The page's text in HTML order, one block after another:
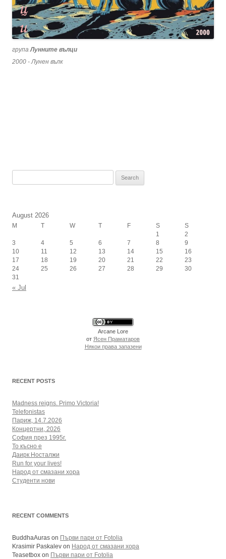
групаЛунните вълци
2000 - Лунен вълк
August 2026
M T W T F S
S
1
2
3
4 5 6 7 8
9
10
11 12 13 14 15
16
17
18 19 20 21 22
23
24
25 26 27 28 29
30
31
« Jul
Arcane Lore
от Ясен Праматаров
Някои права запазени
RECENT POSTS
Madness reigns. Primo Victoria!
Telefonistas
Париж, 14.7.2026
Концертни, 2026
София през 1995г.
То късно е
Даирк Носталжи
Run for your lives!
Народ от смазани хора
Студенти нови
RECENT COMMENTS
BuddhaAuras on Първи пари от Fotolia
Krasimir Paskalev on Народ от смазани хора
Teasetbox on Първи пари от Fotolia